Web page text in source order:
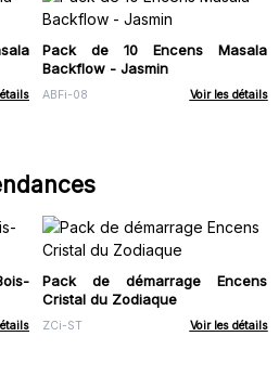
Pack de 10 Encens Masala
Backflow - Jasmin
ABFi-08 Voir les détails
Pack de démarrage Encens
Cristal du Zodiaque
ZCi-ST Voir les détails